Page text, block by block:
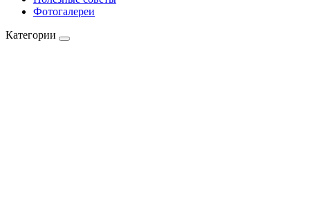
Фотогалереи
Категории